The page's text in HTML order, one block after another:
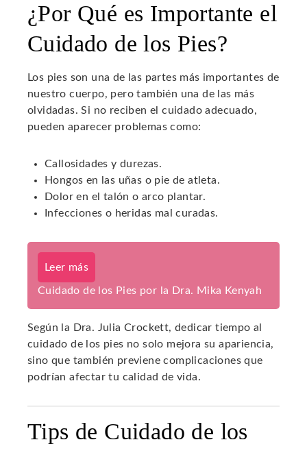
¿Por Qué es Importante el
Cuidado de los Pies?
Los pies son una de las partes más importantes de
nuestro cuerpo, pero también una de las más
olvidadas. Si no reciben el cuidado adecuado,
pueden aparecer problemas como:
Callosidades y durezas.
Hongos en las uñas o pie de atleta.
Dolor en el talón o arco plantar.
Infecciones o heridas mal curadas.
Leer más
Cuidado de los Pies por la Dra. Mika Kenyah
Según la Dra. Julia Crockett, dedicar tiempo al
cuidado de los pies no solo mejora su apariencia,
sino que también previene complicaciones que
podrían afectar tu calidad de vida.
Tips de Cuidado de los